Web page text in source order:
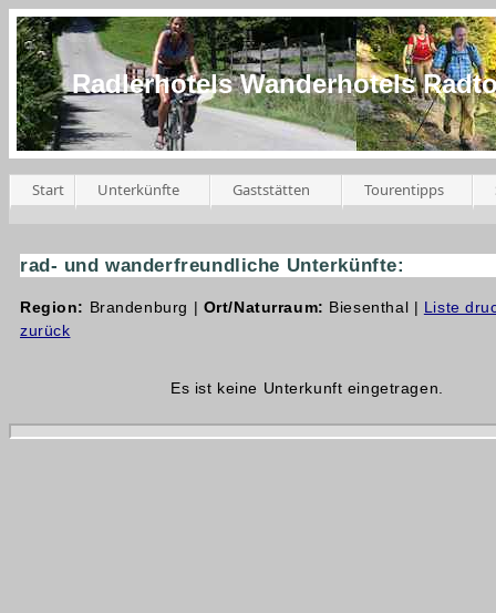
Radlerhotels Wanderhotels
Start Unterkünfte Gaststätten Tourentipps
rad- und wanderfreundliche Unterkünfte:
Region: Brandenburg | Ort/Naturraum: Biesenthal | Liste
zurück
Es ist keine Unterkunft eingetragen.